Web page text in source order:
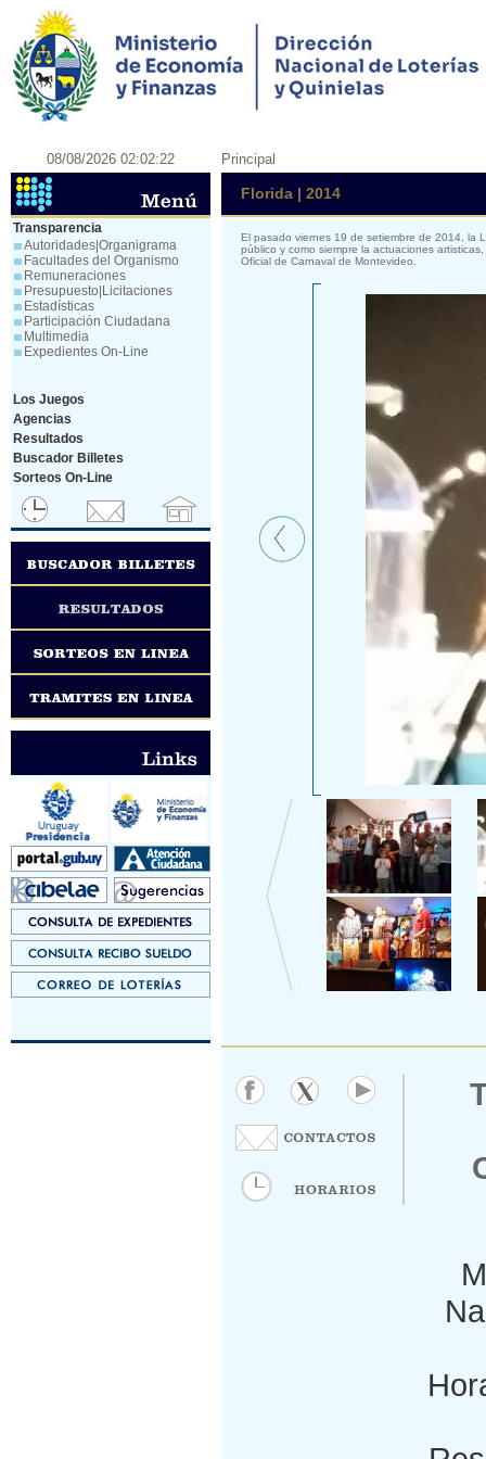
08/08/2026 02:02:22 Principal
Transparencia
Autoridades|Organigrama
Facultades del Organismo
Remuneraciones
Presupuesto|Licitaciones
Estadísticas
Participación Ciudadana
Multimedia
Expedientes On-Line
Los Juegos
Agencias
Resultados
Buscador Billetes
Sorteos On-Line
Florida | 2014
El pasado viernes 19 de setiembre de 2014, la
público y como siempre la actuaciones
Oficial de Carnaval de Montevideo.